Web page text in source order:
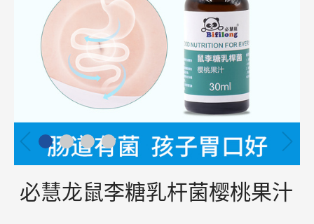
必慧龙鼠李糖乳杆菌樱桃果汁